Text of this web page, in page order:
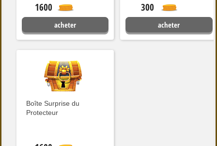
1600
acheter
300
acheter
Boîte Surprise du
Protecteur